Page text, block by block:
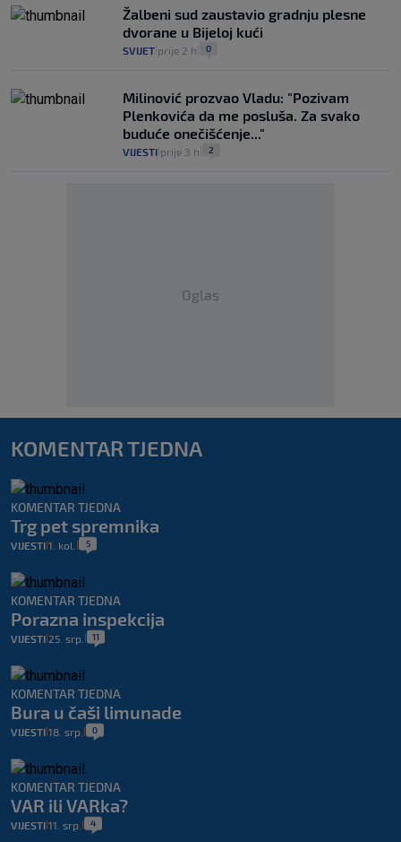
Žalbeni sud zaustavio gradnju plesne
dvorane u Bijeloj kući
SVIJET prije 2 h 0
Milinović prozvao Vladu: "Pozivam
Plenkovića da me posluša. Za svako
buduće onečišćenje..."
VIJESTI prije 3 h 2
Oglas
KOMENTAR TJEDNA
KOMENTAR TJEDNA
Trg pet spremnika
VIJESTI 1. kol. 5
KOMENTAR TJEDNA
Porazna inspekcija
VIJESTI 25. srp. 11
KOMENTAR TJEDNA
Bura u čaši limunade
VIJESTI 18. srp. 0
KOMENTAR TJEDNA
VAR ili VARka?
VIJESTI 11. srp. 4